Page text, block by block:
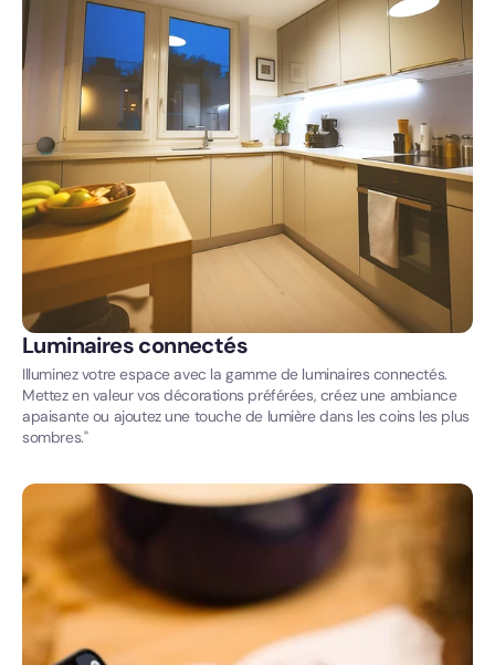
Luminaires connectés
Illuminez votre espace avec la gamme de luminaires connectés.
Mettez en valeur vos décorations préférées, créez une ambiance
apaisante ou ajoutez une touche de lumière dans les coins les plus
sombres."